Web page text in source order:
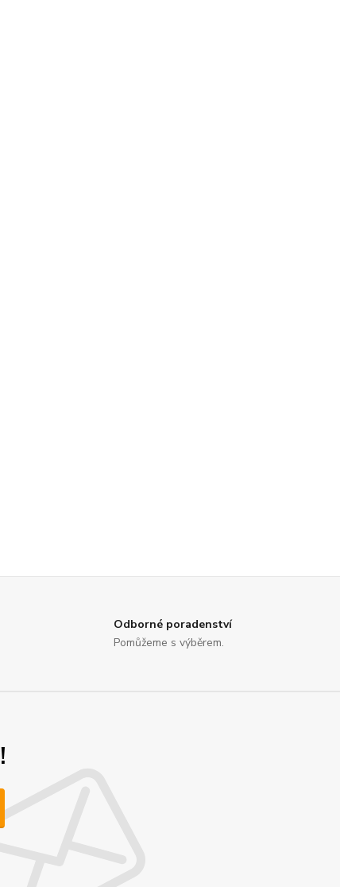
Odborné poradenství
Pomůžeme s výběrem.